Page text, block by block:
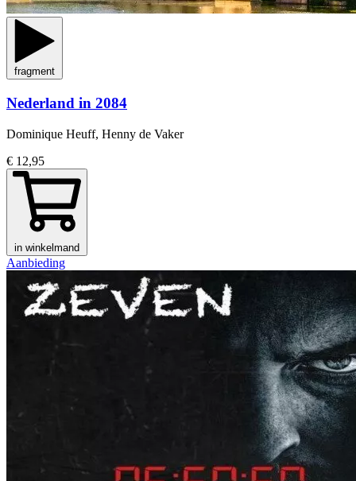
fragment
Nederland in 2084
Dominique Heuff, Henny de Vaker
€ 12,95
in winkelmand
Aanbieding